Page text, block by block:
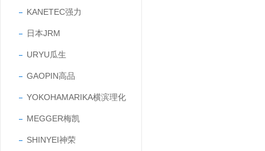
KANETEC强力
日本JRM
URYU瓜生
GAOPIN高品
YOKOHAMARIKA横滨理化
MEGGER梅凯
SHINYEI神荣